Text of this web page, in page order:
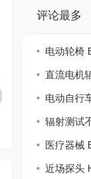
评论最多
电动轮椅
析直流电机
计电动自行
辐射测试
F215时
医疗器械
定“内
近场探头